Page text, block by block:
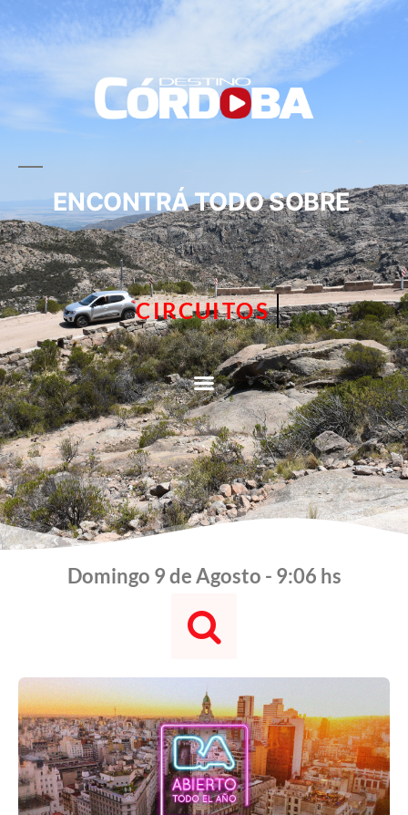
ENCONTRÁ TODO SOBRE
TURISMO
Domingo 9 de Agosto - 9:06 hs